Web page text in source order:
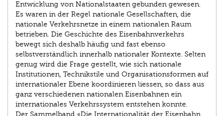
Entwicklung von Nationalstaaten gebunden gewesen.
Es waren in der Regel nationale Gesellschaften, die
nationale Verkehrsnetze in einem nationalen Raum
betrieben. Die Geschichte des Eisenbahnverkehrs
bewegt sich deshalb häufig und fast ebenso
selbstverständlich innerhalb nationaler Kontexte. Selten
genug wird die Frage gestellt, wie sich nationale
Institutionen, Technikstile und Organisationsformen auf
internationaler Ebene koordinieren liessen, so dass aus
ganz verschiedenen nationalen Eisenbahnen ein
internationales Verkehrssystem entstehen konnte.
Der Sammelband «Die Internationalität der Eisenbahn